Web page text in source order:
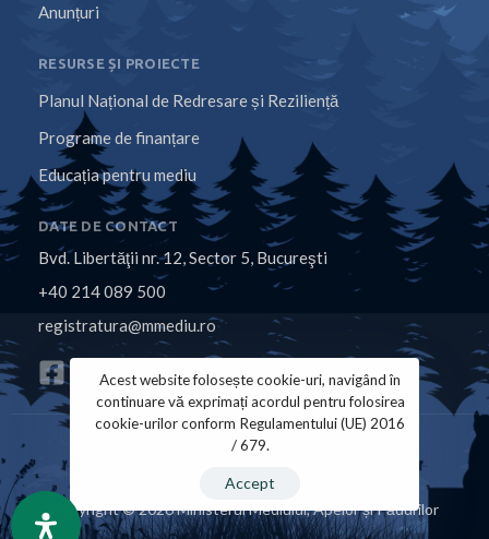
Anunțuri
RESURSE ȘI PROIECTE
Planul Național de Redresare și Reziliență
Programe de finanțare
Educația pentru mediu
DATE DE CONTACT
Bvd. Libertăţii nr. 12, Sector 5, Bucureşti
+40 214 089 500
registratura@mmediu.ro
Copyright © 2026 Ministerul Mediului, Apelor și Pădurilor
Acest website folosește cookie-uri, navigând în
continuare vă exprimați acordul pentru folosirea
cookie-urilor conform Regulamentului (UE) 2016
/ 679.
Accept